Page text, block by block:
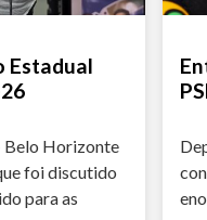
Estadual
Belo Horizonte
foi discutido
para as